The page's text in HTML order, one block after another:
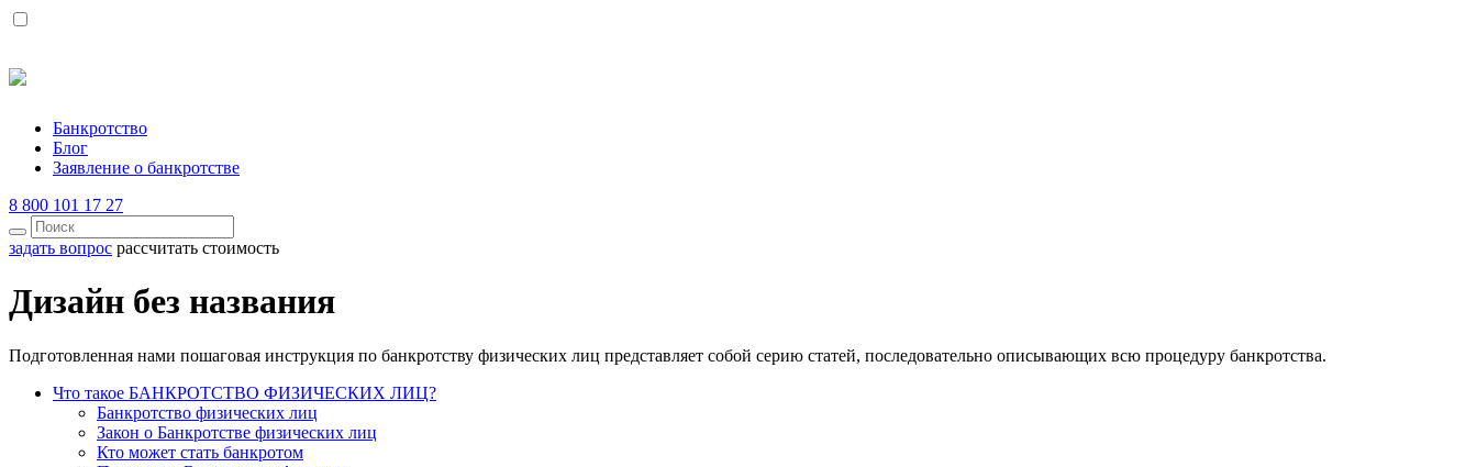
Банкротство
Блог
Заявление о банкротстве
8 800 101 17 27
задать вопрос рассчитать стоимость
Дизайн без названия
Подготовленная нами пошаговая инструкция по банкротству физических лиц представляет собой серию статей, последовательно описывающих всю процедуру банкротства.
Что такое БАНКРОТСТВО ФИЗИЧЕСКИХ ЛИЦ?
Банкротство физических лиц
Закон о Банкротстве физических лиц
Кто может стать банкротом